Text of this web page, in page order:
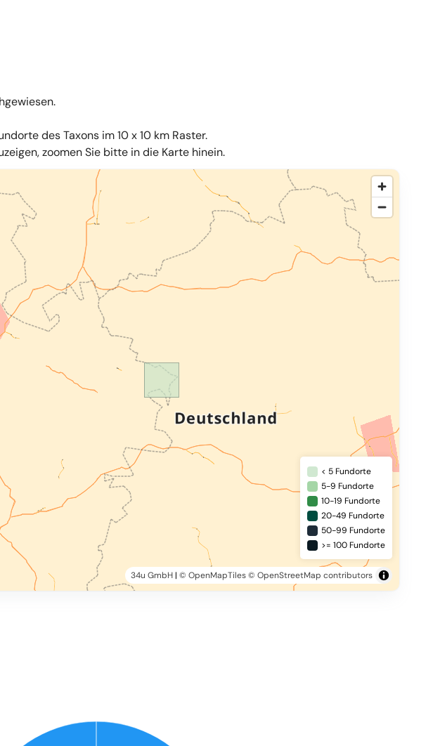
des Taxons im 10 x 10 km Raster.
zoomen Sie bitte in die Karte hinein.
34u GmbH| © OpenMapTiles© OpenStreetMap contributors
< 5 Fundorte
5-9 Fundorte
10-19 Fundorte
20-49 Fundorte
50-99 Fundorte
>= 100 Fundorte